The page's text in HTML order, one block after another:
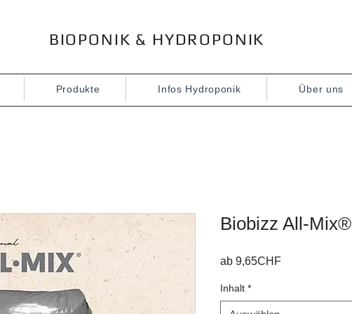
BIOPONIK & HYDROPONIK
Produkte Infos Hydroponik Über uns
Biobizz All-Mix®
ab 9,65CHFSale-
Inhalt *